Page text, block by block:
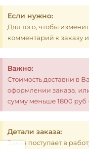
Если нужно:
Для того, чтобы
комментарий к заказу
Важно:
Стоимость доставки в
оформлении заказа,
сумму меньше 1800 руб
Детали заказа:
Заказ поступает в